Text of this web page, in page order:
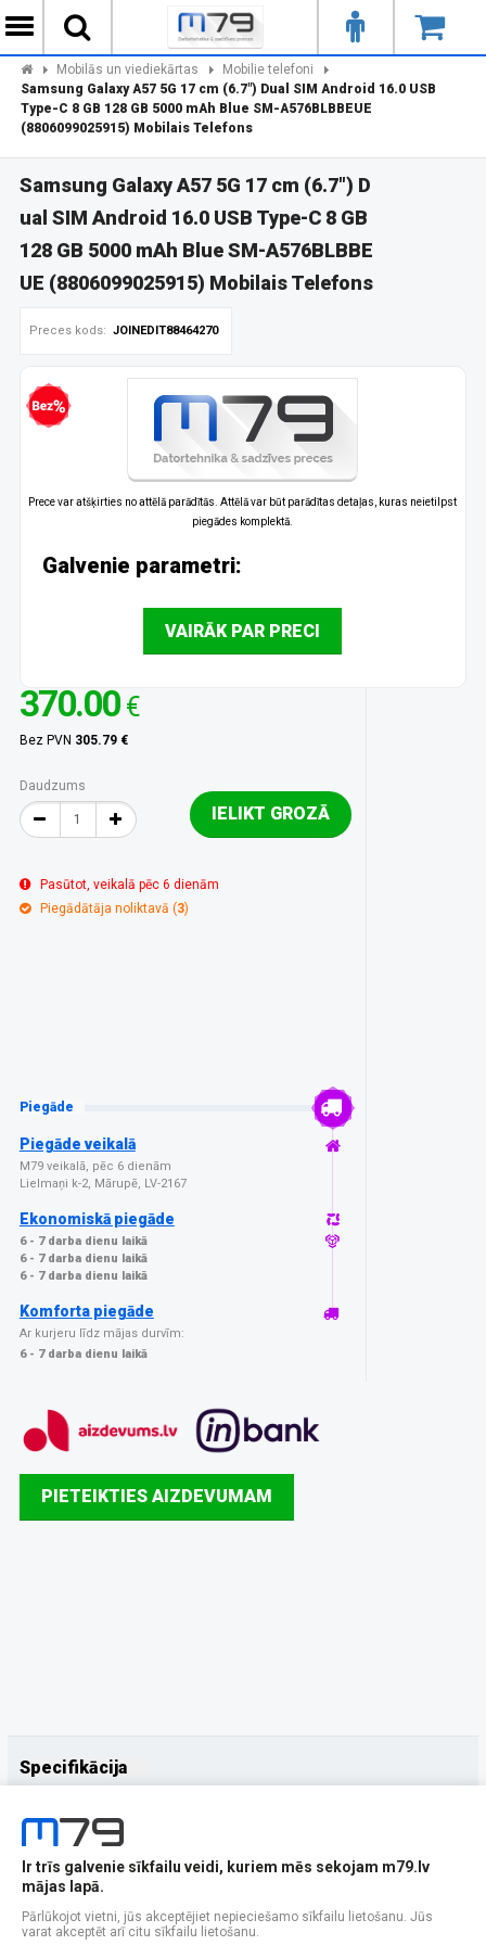
Mobilās un viediekārtas
Mobilie telefoni
Samsung Galaxy A57 5G 17 cm (6.7") Dual SIM Android 16.0 USB
Type-C 8 GB 128 GB 5000 mAh Blue SM-A576BLBBEUE
(8806099025915) Mobilais Telefons
Samsung Galaxy A57 5G 17 cm (6.7") D
ual SIM Android 16.0 USB Type-C 8 GB
128 GB 5000 mAh Blue SM-A576BLBBE
UE (8806099025915) Mobilais Telefons
Preces kods: JOINEDIT88464270
kredīts
Prece var atšķirties no attēlā parādītās. Attēlā var būt parādītas detaļas, kuras neietilpst
piegādes komplektā.
Galvenie parametri:
VAIRĀK PAR PRECI
370.00 €
Bez PVN 305.79 €
Daudzums
IELIKT GROZĀ
Pasūtot, veikalā pēc 6 dienām
Piegādātāja noliktavā (3)
Piegāde
Piegāde veikalā
M79 veikalā, pēc 6 dienām
Lielmaņi k-2, Mārupē, LV-2167
Ekonomiskā piegāde
6 - 7 darba dienu laikā
6 - 7 darba dienu laikā
6 - 7 darba dienu laikā
Komforta piegāde
Ar kurjeru līdz mājas durvīm:
6 - 7 darba dienu laikā
PIETEIKTIES AIZDEVUMAM
Specifikācija
Papildus
Ir trīs galvenie sīkfailu veidi, kuriem mēs sekojam m79.lv
mājas lapā.
Pārlūkojot vietni, jūs akceptējiet nepieciešamo sīkfailu lietošanu. Jūs
varat akceptēt arī citu sīkfailu lietošanu.